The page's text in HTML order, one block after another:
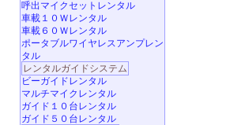
呼出マイクセットレンタル
車載１０Ｗレンタル
車載６０Ｗレンタル
ポータブルワイヤレスアンプレン
タル
レンタルガイドシステム
ビーガイドレンタル
マルチマイクレンタル
ガイド１０台レンタル
ガイド５０台レンタル